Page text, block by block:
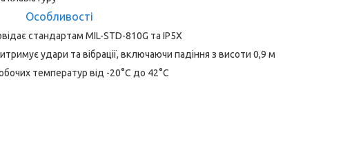
Особливості
стандартам MIL-STD-810G та IP5X
удари та вібрації, включаючи падіння з висоти 0,9 м
температур від -20°C до 42°C